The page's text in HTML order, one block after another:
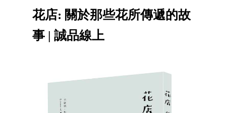
花店: 關於那些花所傳遞的故
事 | 誠品線上